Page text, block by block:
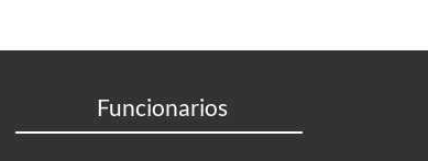
Funcionarios